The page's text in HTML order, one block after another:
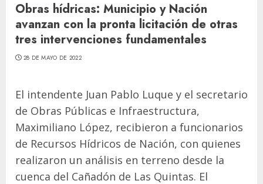
Obras hídricas: Municipio y Nación
avanzan con la pronta licitación de otras
tres intervenciones fundamentales
28 DE MAYO DE 2022
El intendente Juan Pablo Luque y el secretario
de Obras Públicas e Infraestructura,
Maximiliano López, recibieron a funcionarios
de Recursos Hídricos de Nación, con quienes
realizaron un análisis en terreno desde la
cuenca del Cañadón de Las Quintas. El